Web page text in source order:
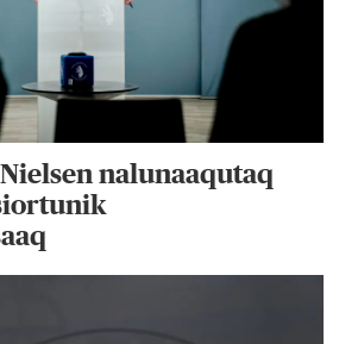
nalunaaqutaq